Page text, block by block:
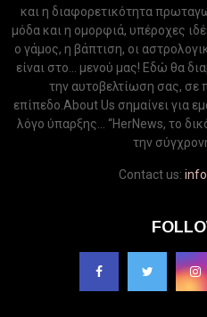
και η διαφορετικότητα
μόδα και η ομορφιά, υπέροχες
ο γάμος, η βάπτιση, οι
είναι στο... μενού μας! Εδώ θα
την αυτοβελτίωση σας, σε
επίπεδο.About Us σημαίνει για
λόγο ύπαρξης... “HerNews, το
την
Contact us: